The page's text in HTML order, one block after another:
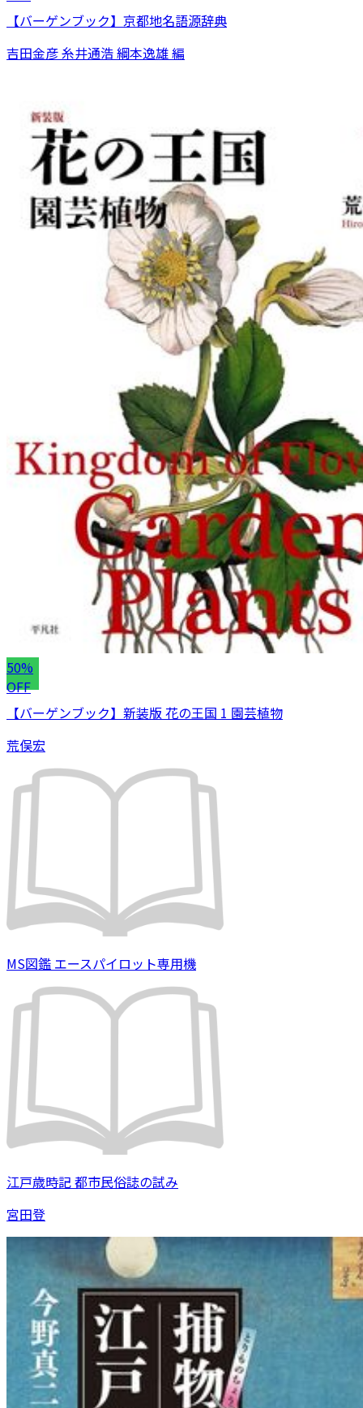
【バーゲンブック】京都地名語源辞典
吉田金彦 糸井通浩 綱本逸雄 編
50%
OFF
【バーゲンブック】新装版 花の王国 1 園芸植物
荒俣宏
MS図鑑 エースパイロット専用機
江戸歳時記 都市民俗誌の試み
宮田登